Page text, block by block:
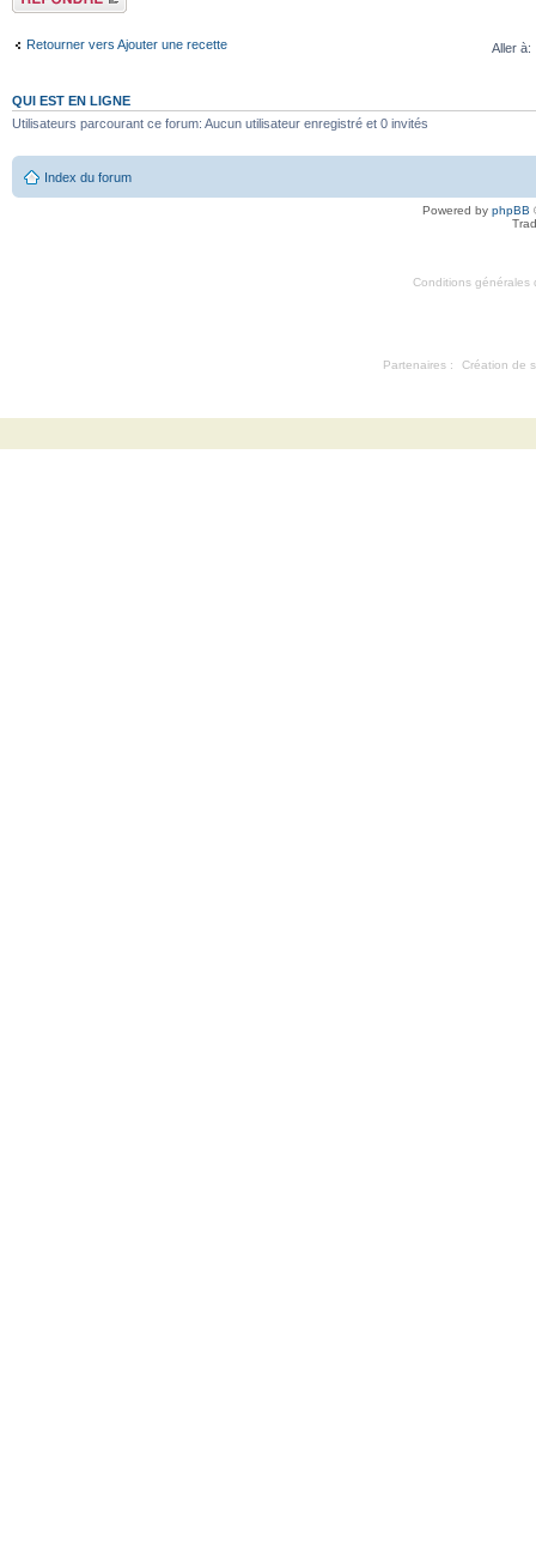
Retourner vers Ajouter une recette Aller à:
QUI EST EN LIGNE
Utilisateurs parcourant ce forum: Aucun utilisateur enregistré et 0 invités
Index du forum
Powered by phpBB
Conditions générales
Partenaires : Création de